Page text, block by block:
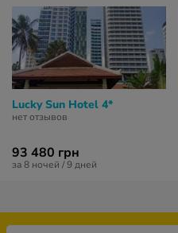
Lucky Sun Hotel 4*
нет отзывов
93 480 грн
за 8 ночей / 9 дней